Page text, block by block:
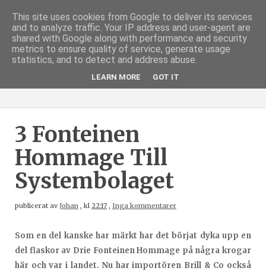
3 Fonteinen
Hommage Till
Systembolaget
publicerat avJohan , kl 22:17 , Inga kommentarer
Som en del kanske har märkt har det börjat dyka upp en
del flaskor av Drie Fonteinen Hommage på några krogar
här och var i landet. Nu har importören Brill & Co också
This site uses cookies from Google to deliver its services
and to analyze traffic. Your IP address and user-agent are
shared with Google along with performance and security
metrics to ensure quality of service, generate usage
statistics, and to detect and address abuse.
LEARN MORE GOT IT